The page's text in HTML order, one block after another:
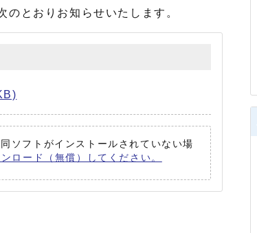
とおりお知らせいたします。
ソフトがインストールされていない場
ード（無償）してください。